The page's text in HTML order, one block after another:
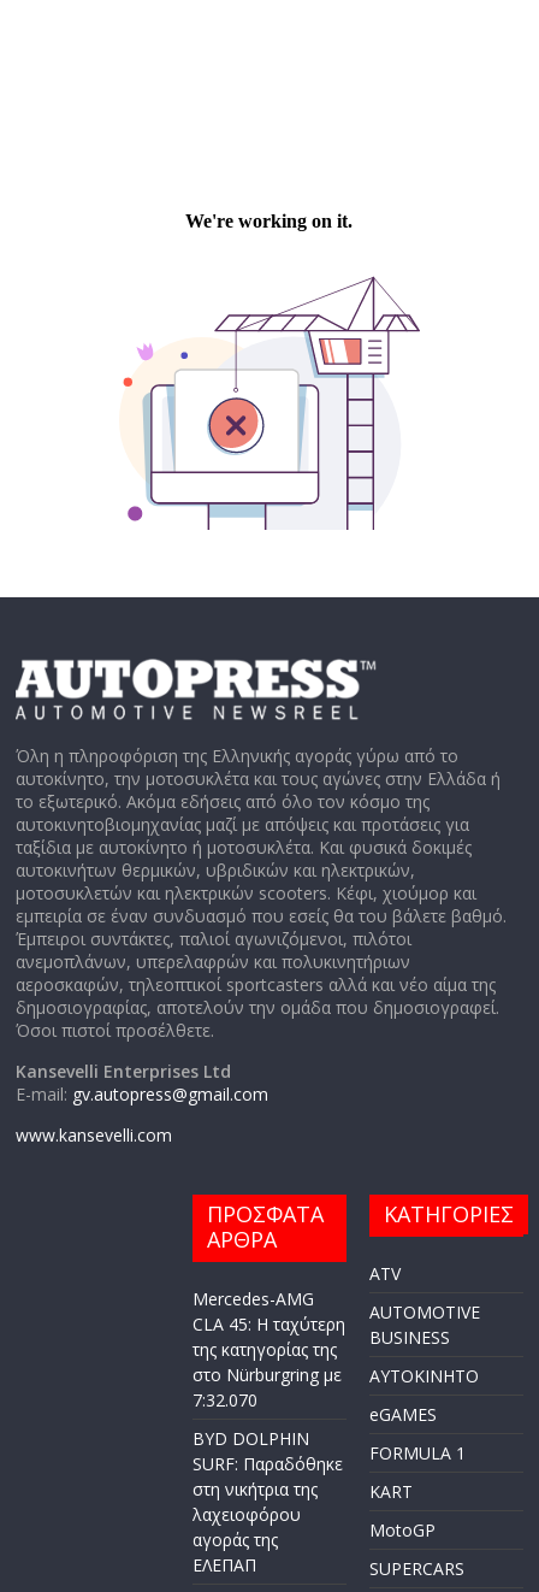
Όλη η πληροφόριση της Ελληνικής αγοράς γύρω από το
αυτοκίνητο, την μοτοσυκλέτα και τους αγώνες στην Ελλάδα ή
το εξωτερικό. Ακόμα εδήσεις από όλο τον κόσμο της
αυτοκινητοβιομηχανίας μαζί με απόψεις και προτάσεις για
ταξίδια με αυτοκίνητο ή μοτοσυκλέτα. Και φυσικά δοκιμές
αυτοκινήτων θερμικών, υβριδικών και ηλεκτρικών,
μοτοσυκλετών και ηλεκτρικών scooters. Κέφι, χιούμορ και
εμπειρία σε έναν συνδυασμό που εσείς θα του βάλετε βαθμό.
Έμπειροι συντάκτες, παλιοί αγωνιζόμενοι, πιλότοι
ανεμοπλάνων, υπερελαφρών και πολυκινητήριων
αεροσκαφών, τηλεοπτικοί sportcasters αλλά και νέο αίμα της
δημοσιογραφίας, αποτελούν την ομάδα που δημοσιογραφεί.
Όσοι πιστοί προσέλθετε.
Kansevelli Enterprises Ltd
E-mail: gv.autopress@gmail.com
www.kansevelli.com
ΠΡΟΣΦΑΤΑ
ΑΡΘΡΑ
Mercedes-AMG
CLA 45: Η ταχύτερη
της κατηγορίας της
στο Nürburgring με
7:32.070
BYD DOLPHIN
SURF: Παραδόθηκε
στη νικήτρια της
λαχειοφόρου
αγοράς της
ΕΛΕΠΑΠ
ΚΑΤΗΓΟΡΙΕΣ
ATV
AUTOMOTIVE
BUSINESS
AYTOKINHTO
eGAMES
FORMULA 1
KART
MotoGP
SUPERCARS